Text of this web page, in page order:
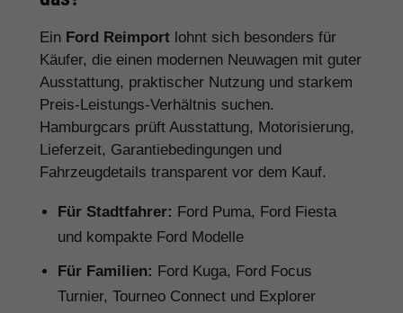
Ein Ford Reimport lohnt sich besonders für
Käufer, die einen modernen Neuwagen mit guter
Ausstattung, praktischer Nutzung und starkem
Preis-Leistungs-Verhältnis suchen.
Hamburgcars prüft Ausstattung, Motorisierung,
Lieferzeit, Garantiebedingungen und
Fahrzeugdetails transparent vor dem Kauf.
Für Stadtfahrer: Ford Puma, Ford Fiesta
und kompakte Ford Modelle
Für Familien: Ford Kuga, Ford Focus
Turnier, Tourneo Connect und Explorer